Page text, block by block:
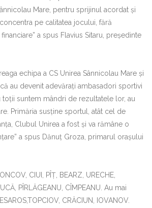
Mare, pentru sprijinul acordat și
pe calitatea jocului, fără
a spus Flavius Sitaru, președinte
echipa a CS Unirea Sânnicolau Mare și
au devenit adevărați ambasadori sportivi
toții suntem mândri de rezultatele lor, au
Primăria susține sportul, atât cel de
Clubul Unirea a fost și va rămâne o
a spus Dănuț Groza, primarul orașului
CIUI, PÎȚ, BEARZ, URECHE,
PÎRLĂGEANU, CÎMPEANU. Au mai
CRĂCIUN, IOVANOV.